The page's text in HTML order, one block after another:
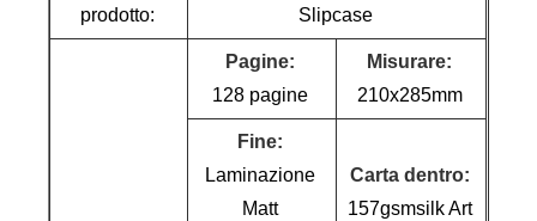
prodotto:
Slipcase
Pagine:
128 pagine
Misurare:
210x285mm
Fine:
Laminazione
Matt
Carta dentro:
157gsmsilk Art